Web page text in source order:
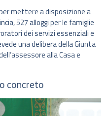
mettere a disposizione a
527 alloggi per le famiglie
dei servizi essenziali e
una delibera della Giunta
alla Casa e
concreto